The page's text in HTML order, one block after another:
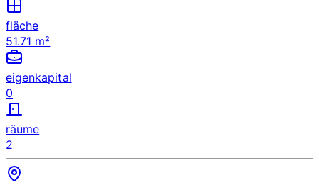
fläche
51.71 m²
eigenkapital
0
räume
2